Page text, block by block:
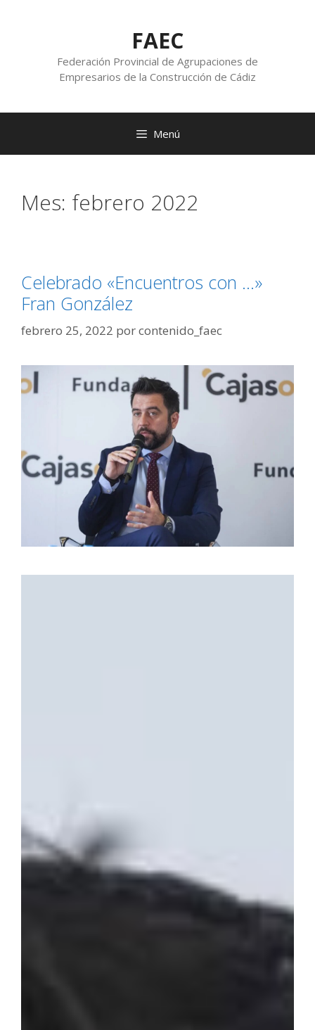
FAEC
Federación Provincial de Agrupaciones de
Empresarios de la Construcción de Cádiz
Menú
Mes: febrero 2022
Celebrado «Encuentros con …»
Fran González
febrero 25, 2022 porcontenido_faec